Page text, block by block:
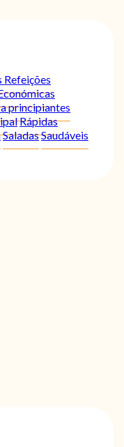
Refeições
principiantes
Rápidas
SaladasSaudáveis